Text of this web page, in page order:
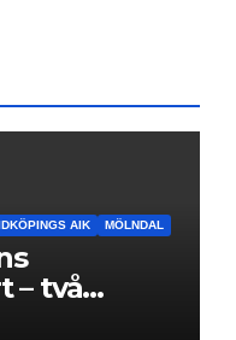
AIK MÖLNDAL
– två